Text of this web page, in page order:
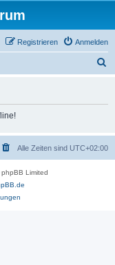
Anmelden
Registrieren
Alle Zeiten sind UTC+02:00
Limited